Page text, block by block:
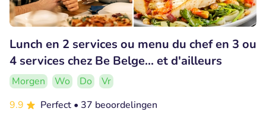
Lunch en 2 services ou menu du chef en 3 ou
4 services chez Be Belge... et d'ailleurs
Morgen Wo Do
Vr
9.9
Perfect • 37 beoordelingen